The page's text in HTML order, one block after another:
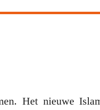
Het nieuwe